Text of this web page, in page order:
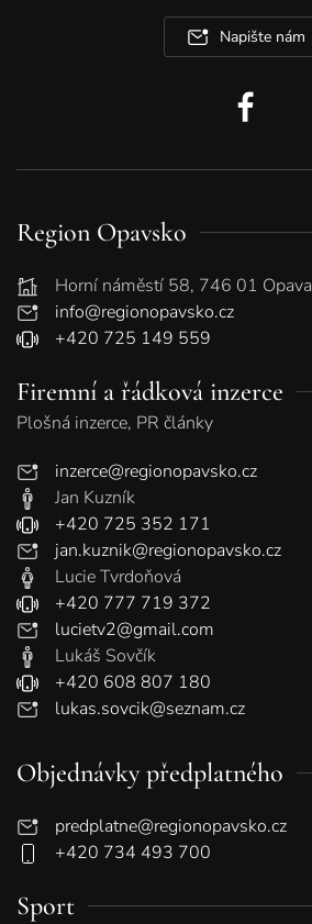
Napište nám
Region Opavsko
Horní náměstí 58, 746 01 Opava
info@regionopavsko.cz
+420 725 149 559
Firemní a řádková inzerce
Plošná inzerce, PR články
inzerce@regionopavsko.cz
Jan Kuzník
+420 725 352 171
jan.kuznik@regionopavsko.cz
Lucie Tvrdoňová
+420 777 719 372
lucietv2@gmail.com
Lukáš Sovčík
+420 608 807 180
lukas.sovcik@seznam.cz
Objednávky předplatného
predplatne@regionopavsko.cz
+420 734 493 700
Sport